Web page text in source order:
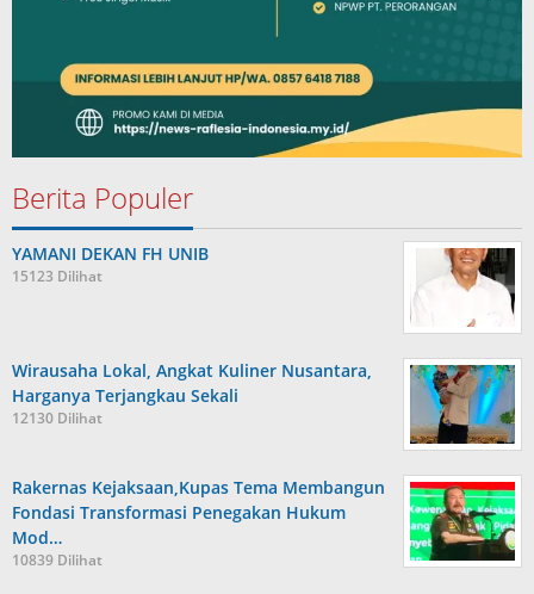
Berita Populer
YAMANI DEKAN FH UNIB
15123 Dilihat
Wirausaha Lokal, Angkat Kuliner Nusantara,
Harganya Terjangkau Sekali
12130 Dilihat
Rakernas Kejaksaan,Kupas Tema Membangun
Fondasi Transformasi Penegakan Hukum
Mod…
10839 Dilihat